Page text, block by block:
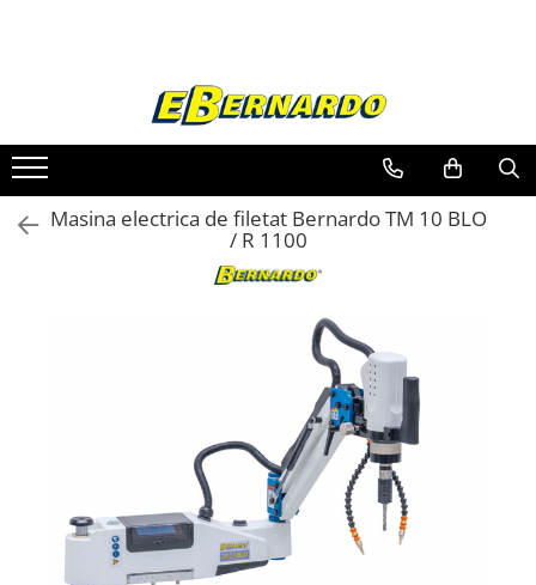
Prelucrare metal
Fierastraie pentru metal
Ferastraie mobile pentru metal
Fierastraie prelucrare metal
Ferastraie circulare pentru metal
Ferastraie metal cu banda si taiere
Ferastraie prelucrare metal cu
banda si taiere dubla
Ferastraie verticale
Strunguri pentru metal
Masina electrica de filetat Bernardo TM 10 BLO
/ R 1100